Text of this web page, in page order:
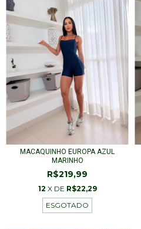
MACAQUINHO EUROPA AZUL
MARINHO
R$219,99
12 X DE R$22,29
ESGOTADO